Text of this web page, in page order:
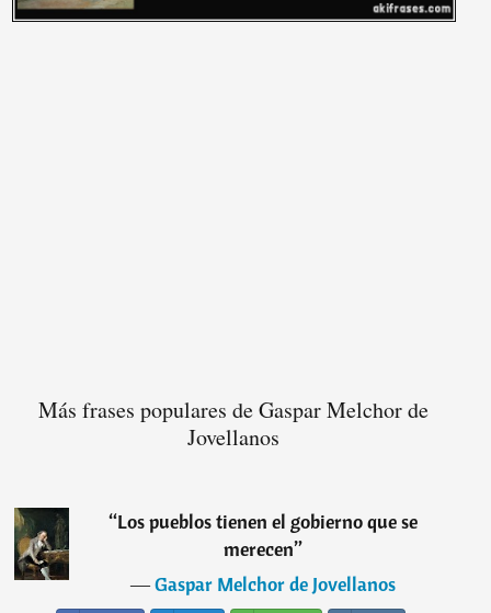
Más frases populares de Gaspar Melchor de
Jovellanos
“Los pueblos tienen el gobierno que se
merecen”
―Gaspar Melchor de Jovellanos